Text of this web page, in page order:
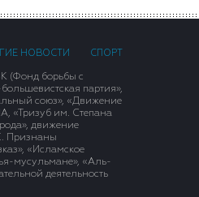
НОВОСТИ СПОРТ
(Фонд борьбы с
партия»,
союз», «Движение
«Тризуб им. Степана
движение
Признаны
«Исламское
мусульмане», «Аль-
деятельность